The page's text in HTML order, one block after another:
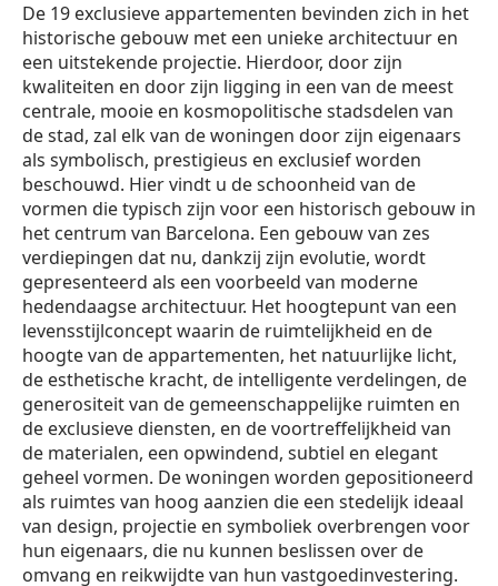
De 19 exclusieve appartementen bevinden zich in het
historische gebouw met een unieke architectuur en
een uitstekende projectie. Hierdoor, door zijn
kwaliteiten en door zijn ligging in een van de meest
centrale, mooie en kosmopolitische stadsdelen van
de stad, zal elk van de woningen door zijn eigenaars
als symbolisch, prestigieus en exclusief worden
beschouwd. Hier vindt u de schoonheid van de
vormen die typisch zijn voor een historisch gebouw in
het centrum van Barcelona. Een gebouw van zes
verdiepingen dat nu, dankzij zijn evolutie, wordt
gepresenteerd als een voorbeeld van moderne
hedendaagse architectuur. Het hoogtepunt van een
levensstijlconcept waarin de ruimtelijkheid en de
hoogte van de appartementen, het natuurlijke licht,
de esthetische kracht, de intelligente verdelingen, de
generositeit van de gemeenschappelijke ruimten en
de exclusieve diensten, en de voortreffelijkheid van
de materialen, een opwindend, subtiel en elegant
geheel vormen. De woningen worden gepositioneerd
als ruimtes van hoog aanzien die een stedelijk ideaal
van design, projectie en symboliek overbrengen voor
hun eigenaars, die nu kunnen beslissen over de
omvang en reikwijdte van hun vastgoedinvestering.